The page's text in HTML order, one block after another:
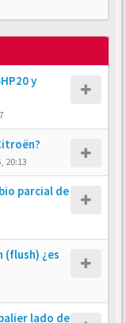
y
20:13
parcial de
(flush) ¿es
lado de